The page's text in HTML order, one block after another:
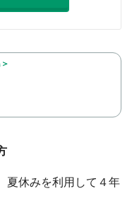
夏休みを利用して４年